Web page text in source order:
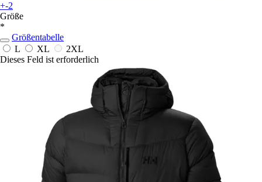
+-2
Größe
*
Größentabelle
L
XL
2XL
Dieses Feld ist erforderlich